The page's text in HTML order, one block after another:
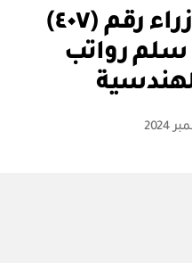
قرار مجلس الوزراء رقم (٤٠٧)
سلم رواتب
كاتب
بو
س
ة